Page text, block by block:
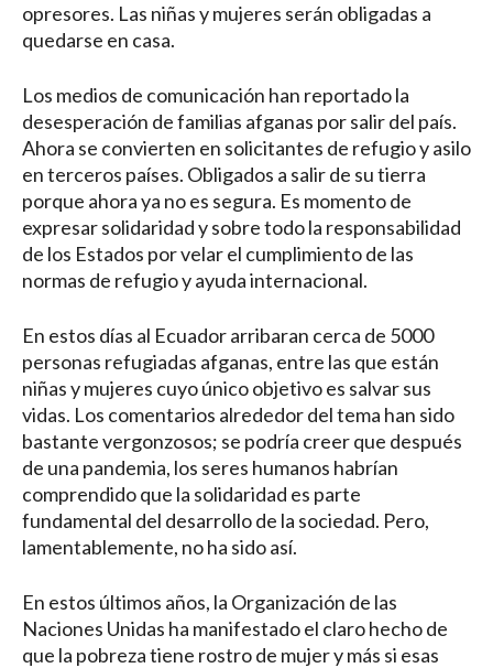
opresores. Las niñas y mujeres serán obligadas a
quedarse en casa.
Los medios de comunicación han reportado la
desesperación de familias afganas por salir del país.
Ahora se convierten en solicitantes de refugio y asilo
en terceros países. Obligados a salir de su tierra
porque ahora ya no es segura. Es momento de
expresar solidaridad y sobre todo la responsabilidad
de los Estados por velar el cumplimiento de las
normas de refugio y ayuda internacional.
En estos días al Ecuador arribaran cerca de 5000
personas refugiadas afganas, entre las que están
niñas y mujeres cuyo único objetivo es salvar sus
vidas. Los comentarios alrededor del tema han sido
bastante vergonzosos; se podría creer que después
de una pandemia, los seres humanos habrían
comprendido que la solidaridad es parte
fundamental del desarrollo de la sociedad. Pero,
lamentablemente, no ha sido así.
En estos últimos años, la Organización de las
Naciones Unidas ha manifestado el claro hecho de
que la pobreza tiene rostro de mujer y más si esas